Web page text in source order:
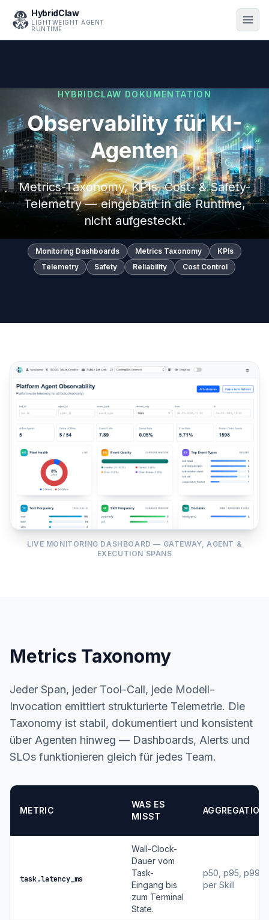
HybridClaw
LIGHTWEIGHT AGENT
RUNTIME
HYBRIDCLAW DOKUMENTATION
Observability für KI-
Agenten
Metrics-Taxonomy, KPIs, Cost- & Safety-
Telemetry — eingebaut in die Runtime,
nicht aufgesteckt.
Monitoring Dashboards Metrics Taxonomy
KPIs
Telemetry
Safety Reliability Cost Control
LIVE MONITORING DASHBOARD — GATEWAY, AGENT &
EXECUTION SPANS
Metrics Taxonomy
Jeder Span, jeder Tool-Call, jede Modell-
Invocation emittiert strukturierte Telemetrie. Die
Taxonomy ist stabil, dokumentiert und konsistent
über Agenten hinweg — Dashboards, Alerts und
SLOs funktionieren gleich für jedes Team.
METRIC
WAS ES
MISST
AGGREGATION
task.latency_ms
Wall-Clock-
Dauer vom
Task-
Eingang bis
zum Terminal
State.
p50, p95, p99
per Skill